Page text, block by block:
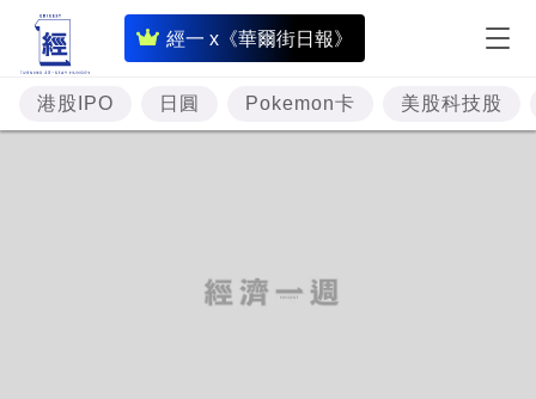
經一 x《華爾街日報》
即
時
財
經
港股IPO 日圓 Pokemon卡 美股科技股